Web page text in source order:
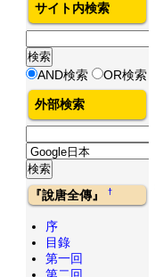
サイト内検索
AND検索 OR検索
外部検索
『說唐全傳』†
序
目錄
第一回
第二回